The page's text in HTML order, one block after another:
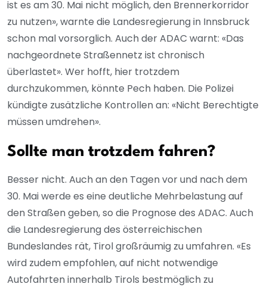
ist es am 30. Mai nicht möglich, den Brennerkorridor
zu nutzen», warnte die Landesregierung in Innsbruck
schon mal vorsorglich. Auch der ADAC warnt: «Das
nachgeordnete Straßennetz ist chronisch
überlastet». Wer hofft, hier trotzdem
durchzukommen, könnte Pech haben. Die Polizei
kündigte zusätzliche Kontrollen an: «Nicht Berechtigte
müssen umdrehen».
Sollte man trotzdem fahren?
Besser nicht. Auch an den Tagen vor und nach dem
30. Mai werde es eine deutliche Mehrbelastung auf
den Straßen geben, so die Prognose des ADAC. Auch
die Landesregierung des österreichischen
Bundeslandes rät, Tirol großräumig zu umfahren. «Es
wird zudem empfohlen, auf nicht notwendige
Autofahrten innerhalb Tirols bestmöglich zu